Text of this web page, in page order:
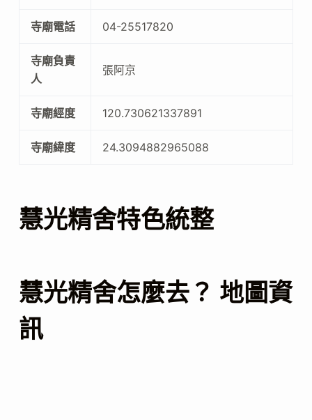
寺廟電話 04-25517820
寺廟負責
人
張阿京
寺廟經度 120.730621337891
寺廟緯度 24.3094882965088
慧光精舍特色統整
慧光精舍怎麼去？ 地圖資
訊